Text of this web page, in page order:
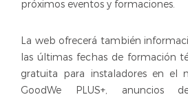
próximos eventos y formaciones.
La web ofrecerá también
las últimas fechas de formación
gratuita para instaladores en el
GoodWe PLUS+, anuncios